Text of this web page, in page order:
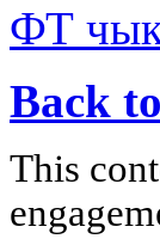
ФТ
Back
This